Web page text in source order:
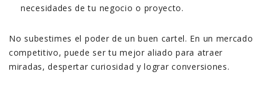
necesidades de tu negocio o proyecto.
No subestimes el poder de un buen cartel. En un mercado
competitivo, puede ser tu mejor aliado para atraer
miradas, despertar curiosidad y lograr conversiones.